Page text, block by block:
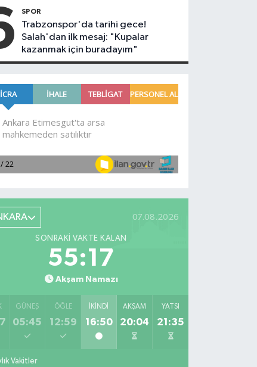
SPOR
Trabzonspor'da tarihi gece!
Salah'dan ilk mesaj: "Kupalar
kazanmak için buradayım"
07.08.2026
SONRAKI VAKTE KALAN
55:15
Akşam Namazı
GÜNEŞ
05:45
ÖĞLE
12:59
İKINDI
16:50
AKŞAM
20:04
YATSI
21:35
Vakitler